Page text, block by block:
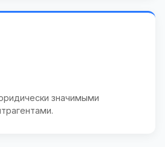
значимыми